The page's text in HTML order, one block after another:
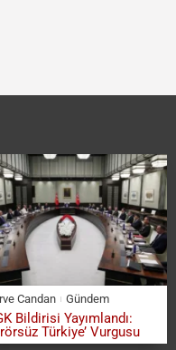
Candan Gündem
Bildirisi Yayımlandı:
Türkiye’ Vurgusu